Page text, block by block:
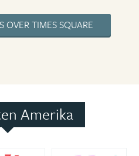
OVER TIMES SQUARE
Amerika